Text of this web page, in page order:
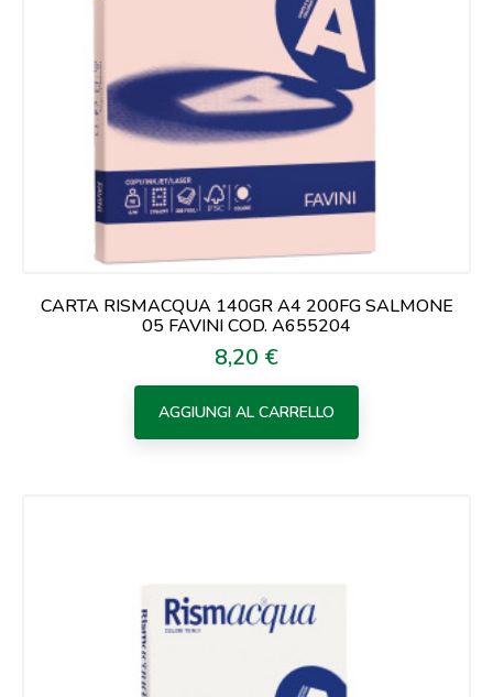
CARTA RISMACQUA 140GR A4 200FG SALMONE
05 FAVINI COD. A655204
Prezzo
8,20 €
AGGIUNGI AL CARRELLO